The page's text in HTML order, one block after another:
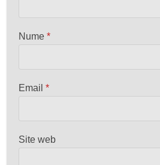
Nume*
Email*
Site web